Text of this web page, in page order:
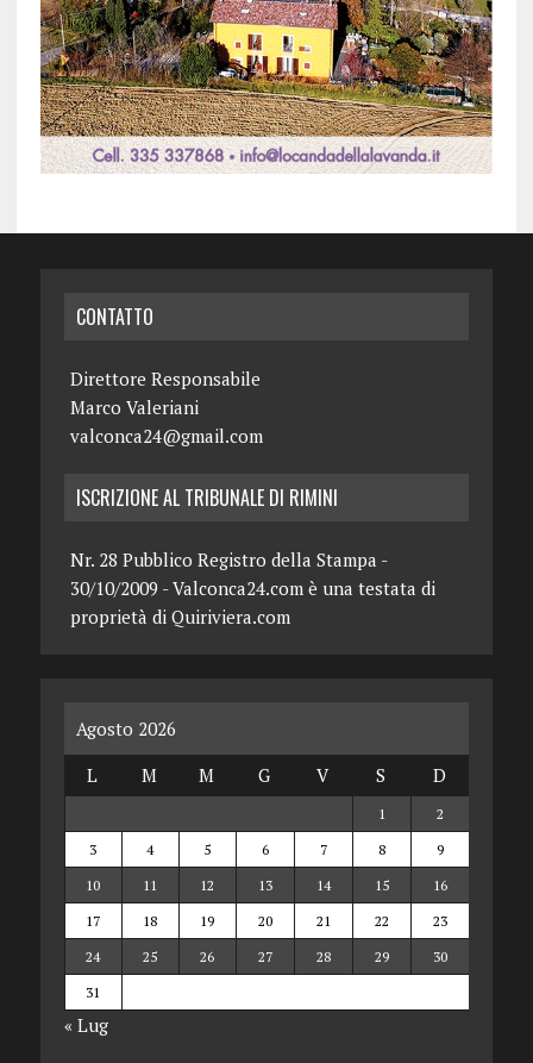
CONTATTO
Direttore Responsabile
Marco Valeriani
valconca24@gmail.com
ISCRIZIONE AL TRIBUNALE DI RIMINI
Nr. 28 Pubblico Registro della Stampa -
30/10/2009 - Valconca24.com è una testata di
proprietà di Quiriviera.com
Agosto 2026
L
M M G V S D
1
2
3
4 5 6 7 8
9
10
11 12 13 14 15
16
17
18 19 20 21 22
23
24
25 26 27 28 29
30
31
« Lug